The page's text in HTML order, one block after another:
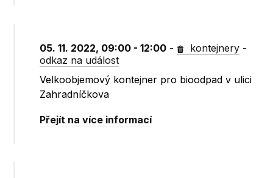
05. 11. 2022, 09:00 - 12:00 - kontejnery -
odkaz na událost
Velkoobjemový kontejner pro bioodpad v ulici
Zahradníčkova
Přejít na více informací